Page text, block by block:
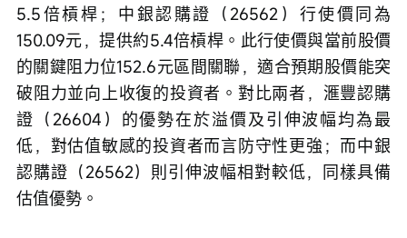
5.5倍槓桿；中銀認購證（26562）行使價同為
150.09元，提供約5.4倍槓桿。此行使價與當前股價
的關鍵阻力位152.6元區間關聯，適合預期股價能突
破阻力並向上收復的投資者。對比兩者，滙豐認購
證（26604）的優勢在於溢價及引伸波幅均為最
低，對估值敏感的投資者而言防守性更強；而中銀
認購證（26562）則引伸波幅相對較低，同樣具備
估值優勢。